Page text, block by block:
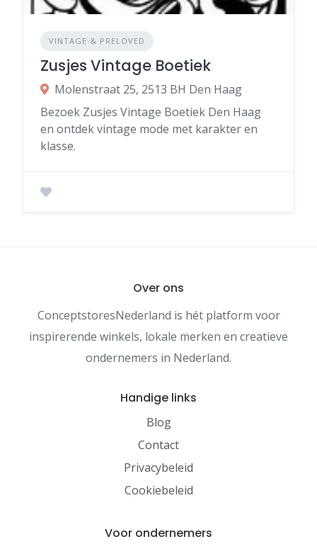
VINTAGE & PRELOVED
Zusjes Vintage Boetiek
Molenstraat 25, 2513 BH Den Haag
Bezoek Zusjes Vintage Boetiek Den Haag
en ontdek vintage mode met karakter en
klasse.
Over ons
ConceptstoresNederland is hét platform voor
inspirerende winkels, lokale merken en creatieve
ondernemers in Nederland.
Handige links
Blog
Contact
Privacybeleid
Cookiebeleid
Voor ondernemers